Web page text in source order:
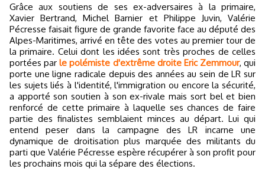
Grâce aux soutiens de ses ex-adversaires à la primaire,
Xavier Bertrand, Michel Barnier et Philippe Juvin, Valérie
Pécresse faisait figure de grande favorite face au député des
Alpes-Maritimes, arrivé en tête des votes au premier tour de
la primaire. Celui dont les idées sont très proches de celles
portées parle polémiste d'extrême droite Eric Zemmour, qui
porte une ligne radicale depuis des années au sein de LR sur
les sujets liés à l'identité, l'immigration ou encore la sécurité,
a apporté son soutien à son ex-rivale mais sort bel et bien
renforcé de cette primaire à laquelle ses chances de faire
partie des finalistes semblaient minces au départ. Lui qui
entend peser dans la campagne des LR incarne une
dynamique de droitisation plus marquée des militants du
parti que Valérie Pécresse espère récupérer à son profit pour
les prochains mois qui la sépare des élections.